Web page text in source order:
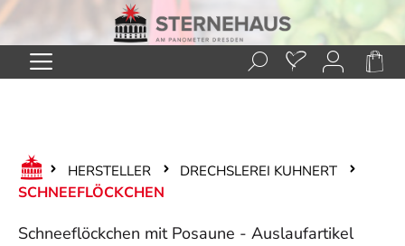
Zum Hauptinhalt springen
HERSTELLER DRECHSLEREI KUHNERT
SCHNEEFLÖCKCHEN
Schneeflöckchen mit Posaune - Auslaufartikel